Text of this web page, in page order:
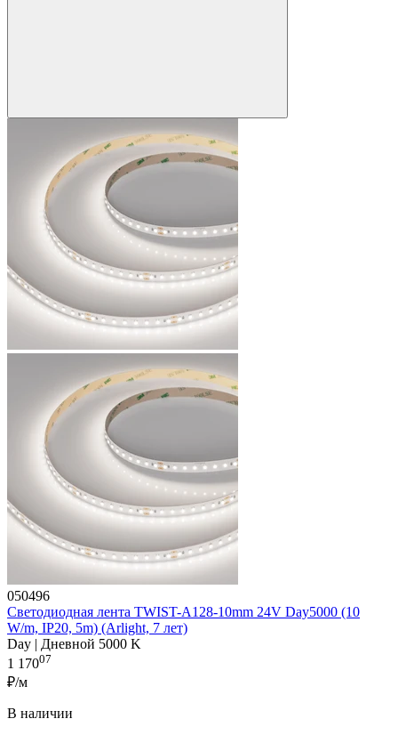
050496
Светодиодная лента TWIST-A128-10mm 24V Day5000 (10
W/m, IP20, 5m) (Arlight, 7 лет)
Day | Дневной 5000 K
1 17007
₽/м
В наличии